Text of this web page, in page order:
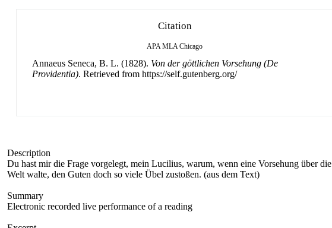
Citation
APA MLA Chicago
Annaeus Seneca, B. L. (1828). Von der göttlichen Vorsehung (De
Providentia). Retrieved from https://self.gutenberg.org/
Description
Du hast mir die Frage vorgelegt, mein Lucilius, warum, wenn eine Vorsehung über die
Welt walte, den Guten doch so viele Übel zustoßen. (aus dem Text)
Summary
Electronic recorded live performance of a reading